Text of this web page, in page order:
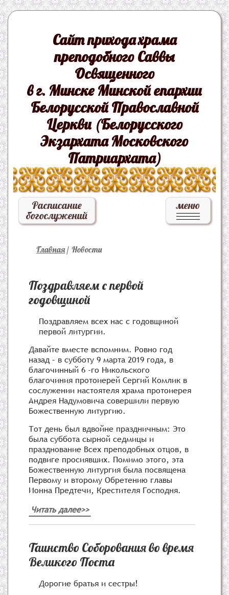
Сайт прихода храма
преподобного Саввы
Освященного
в г. Минске Минской епархии
Белорусской Православной
Церкви (Белорусского
Экзархата Московского
Патриархата)
Расписание
богослужений
меню
Главная / Новости
Поздравляем с первой
годовщиной
Поздравляем всех нас с годовщиной
первой литургии.
Давайте вместе вспомним. Ровно год
назад – в субботу 9 марта 2019 года, в
благочинный 6 -го Никольского
благочиния протоиерей Сергий Комлик в
сослужении настоятеля храма протоиерея
Андрея Надумовича совершили первую
Божественную литургию.
Тот день был вдвойне праздничным: Это
была суббота сырной седмицы и
празднование Всех преподобных отцов, в
подвиге просиявших. Помимо этого, эта
Божественную литургия была посвящена
Первому и второму Обретению главы
Ионна Предтечи, Крестителя Господня.
Читать далее>>
Таинство Соборования во время
Великого Поста
Дорогие братья и сестры!